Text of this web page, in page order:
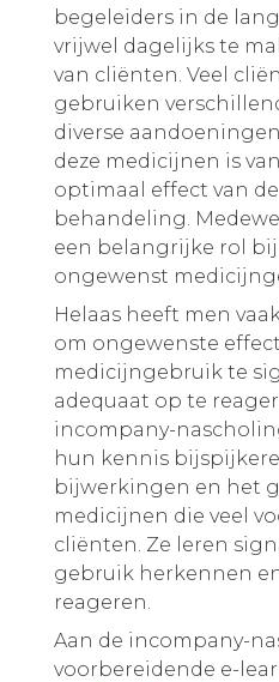
begeleiders in de
vrijwel dagelijks te
van cliënten. Veel
gebruiken
diverse
deze medicijnen is
optimaal effect van de
behandeling.
een belangrijke rol
ongewenst
Helaas heeft men
om ongewenste
medicijngebruik te
adequaat op te
incompany-
hun kennis
bijwerkingen en het
medicijnen die veel
cliënten. Ze leren
gebruik herkennen
reageren.
Aan de incompany-
voorbereidende e-